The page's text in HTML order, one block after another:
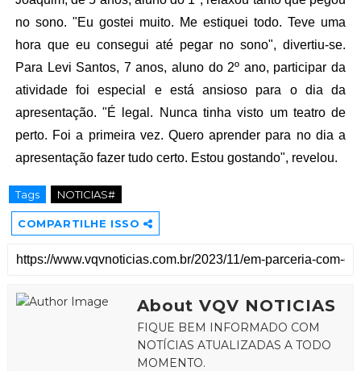
no sono. "Eu gostei muito. Me estiquei todo. Teve uma
hora que eu consegui até pegar no sono", divertiu-se.
Para Levi Santos, 7 anos, aluno do 2º ano, participar da
atividade foi especial e está ansioso para o dia da
apresentação. "É legal. Nunca tinha visto um teatro de
perto. Foi a primeira vez. Quero aprender para no dia a
apresentação fazer tudo certo. Estou gostando", revelou.
Tags NOTICIAS#
COMPARTILHE ISSO
About VQV NOTICIAS
FIQUE BEM INFORMADO COM
NOTÍCIAS ATUALIZADAS A TODO
MOMENTO.